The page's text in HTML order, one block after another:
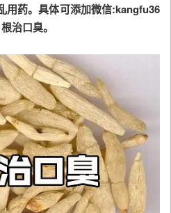
用药。具体可添加微信:kangfu36
治口臭。